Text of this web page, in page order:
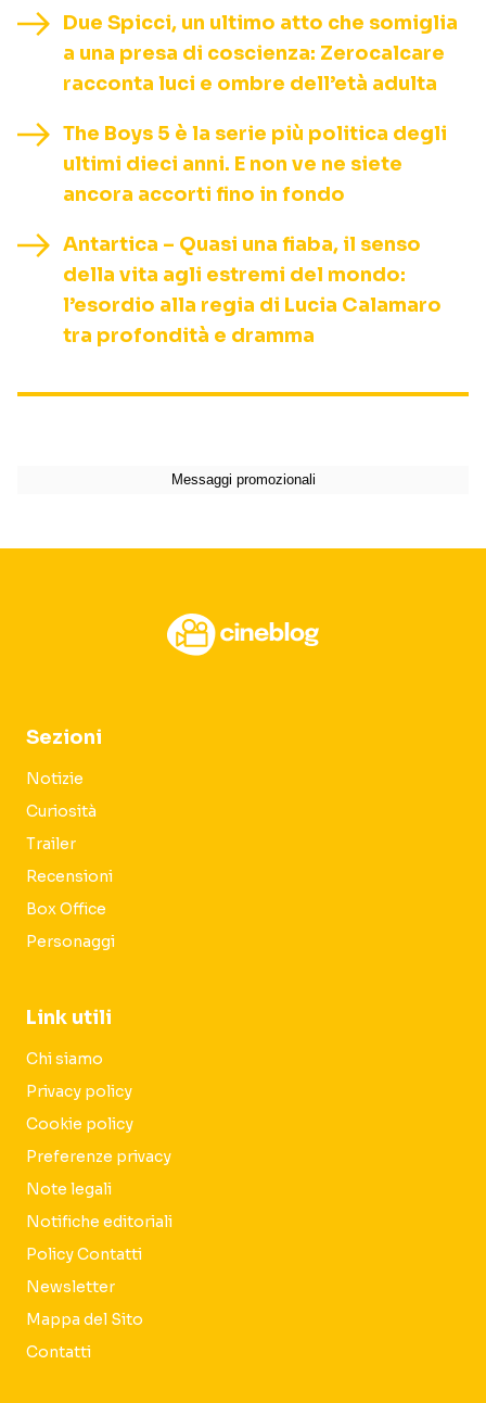
Due Spicci, un ultimo atto che somiglia
a una presa di coscienza: Zerocalcare
racconta luci e ombre dell’età adulta
The Boys 5 è la serie più politica degli
ultimi dieci anni. E non ve ne siete
ancora accorti fino in fondo
Antartica – Quasi una fiaba, il senso
della vita agli estremi del mondo:
l’esordio alla regia di Lucia Calamaro
tra profondità e dramma
Sezioni
Notizie
Curiosità
Trailer
Recensioni
Box Office
Personaggi
Link utili
Chi siamo
Privacy policy
Cookie policy
Preferenze privacy
Note legali
Notifiche editoriali
Policy Contatti
Newsletter
Mappa del Sito
Contatti